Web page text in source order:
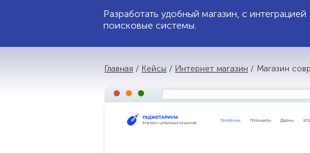
Разработать удобный магазин, с
поисковые системы.
Главная / Кейсы / Интернет магазин / Магазин